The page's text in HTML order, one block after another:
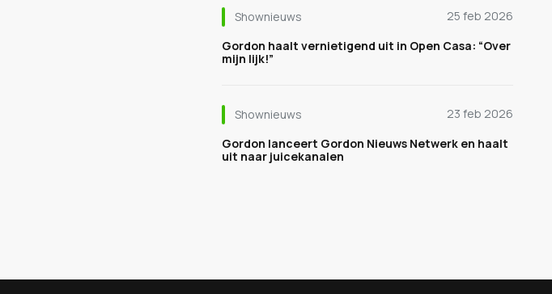
Shownieuws
25 feb 2026
Gordon haalt vernietigend uit in Open Casa: “Over
mijn lijk!”
Shownieuws
23 feb 2026
Gordon lanceert Gordon Nieuws Netwerk en haalt
uit naar juicekanalen